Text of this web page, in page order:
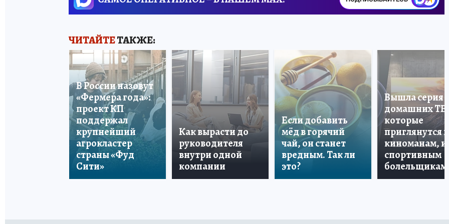
ЧИТАЙТЕТАКЖЕ:
В России назовут
«Фермера года»:
проект КП
поддержал
крупнейший
агрокластер
страны «Фуд
Сити»
Как вырасти до
руководителя
внутри одной
компании
Если добавить
мёд в горячий
чай, он станет
вредным. Так ли
это?
Вышла серия
домашних ТВ,
которые
приглянутся и
киноманам, и
спортивным
болельщикам